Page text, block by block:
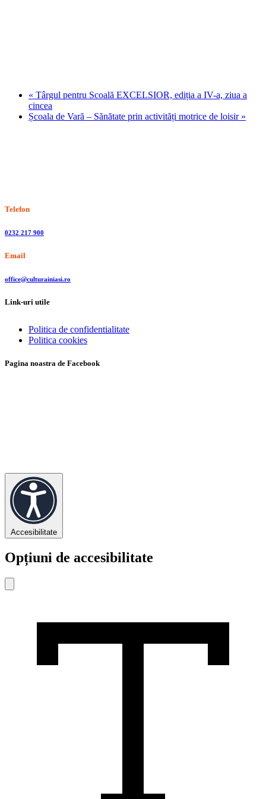
« Târgul pentru Scoală EXCELSIOR, ediția a IV-a, ziua a
cincea
Școala de Vară – Sănătate prin activități motrice de loisir »
Telefon
0232 217 900
Email
office@culturainiasi.ro
Link-uri utile
Politica de confidentialitate
Politica cookies
Pagina noastra de Facebook
Accesibilitate
Opțiuni de accesibilitate